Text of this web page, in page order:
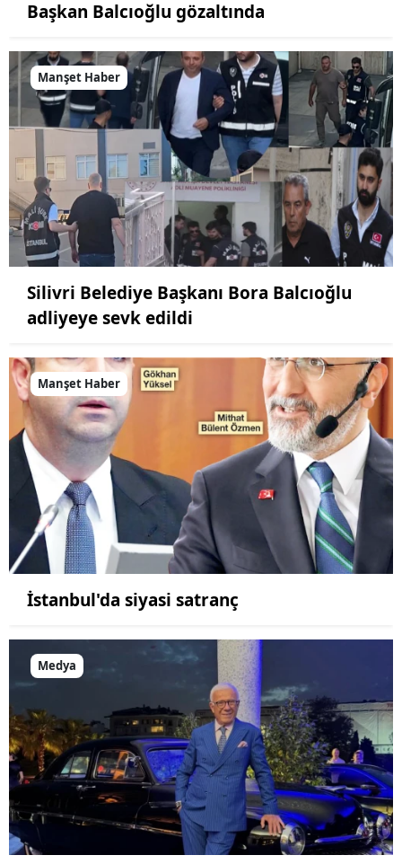
Başkan Balcıoğlu gözaltında
Manşet Haber
Silivri Belediye Başkanı Bora Balcıoğlu
adliyeye sevk edildi
Manşet Haber
İstanbul'da siyasi satranç
Medya